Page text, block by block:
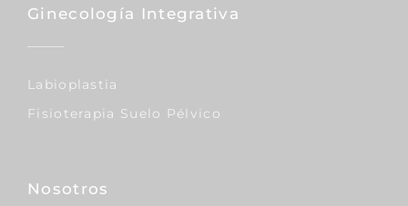
Ginecología Integrativa
Labioplastia
Fisioterapia Suelo Pélvico
Nosotros